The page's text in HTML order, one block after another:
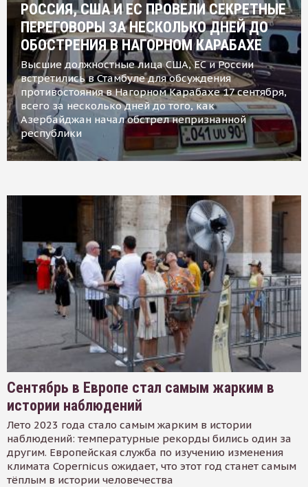
РОССИЯ, США И ЕС ПРОВЕЛИ СЕКРЕТНЫЕ
ПЕРЕГОВОРЫ ЗА НЕСКОЛЬКО ДНЕЙ ДО
ОБОСТРЕНИЯ В НАГОРНОМ КАРАБАХЕ
Высшие должностные лица США, ЕС и России
встретились в Стамбуле для обсуждения
противостояния в Нагорном Карабахе 17 сентября,
всего за несколько дней до того, как
Азербайджан начал обстрел непризнанной
республики
Сентябрь в Европе стал самым жарким в
истории наблюдений
Лето 2023 года стало самым жарким в истории
наблюдений: температурные рекорды бились один за
другим. Европейская служба по изучению изменения
климата Copernicus ожидает, что этот год станет самым
тёплым в истории человечества